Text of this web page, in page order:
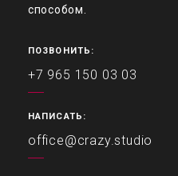
способом.
ПОЗВОНИТЬ:
+7 965 150 03 03
НАПИСАТЬ:
office@crazy.studio